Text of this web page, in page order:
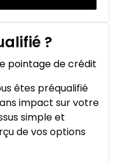
?
pointage de crédit
êtes préqualifié
impact sur votre
simple et
de vos options